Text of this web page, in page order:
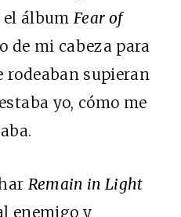
el álbum Fear of
de mi cabeza para
rodeaban supieran
yo, cómo me
Remain in Light
enemigo y